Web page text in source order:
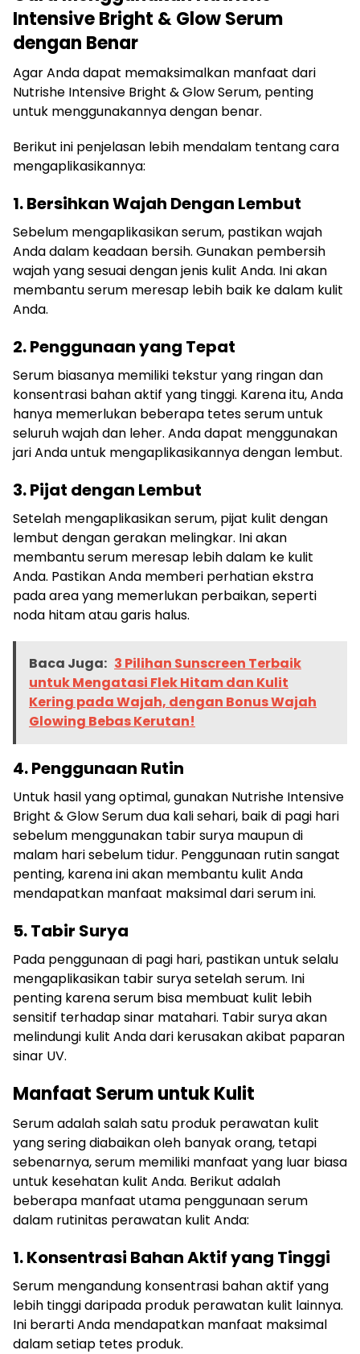
Intensive Bright & Glow Serum
dengan Benar
Agar Anda dapat memaksimalkan manfaat dari
Nutrishe Intensive Bright & Glow Serum, penting
untuk menggunakannya dengan benar.
Berikut ini penjelasan lebih mendalam tentang cara
mengaplikasikannya:
1. Bersihkan Wajah Dengan Lembut
Sebelum mengaplikasikan serum, pastikan wajah
Anda dalam keadaan bersih. Gunakan pembersih
wajah yang sesuai dengan jenis kulit Anda. Ini akan
membantu serum meresap lebih baik ke dalam kulit
Anda.
2. Penggunaan yang Tepat
Serum biasanya memiliki tekstur yang ringan dan
konsentrasi bahan aktif yang tinggi. Karena itu, Anda
hanya memerlukan beberapa tetes serum untuk
seluruh wajah dan leher. Anda dapat menggunakan
jari Anda untuk mengaplikasikannya dengan lembut.
3. Pijat dengan Lembut
Setelah mengaplikasikan serum, pijat kulit dengan
lembut dengan gerakan melingkar. Ini akan
membantu serum meresap lebih dalam ke kulit
Anda. Pastikan Anda memberi perhatian ekstra
pada area yang memerlukan perbaikan, seperti
noda hitam atau garis halus.
Baca Juga: 3 Pilihan Sunscreen Terbaik
untuk Mengatasi Flek Hitam dan Kulit
Kering pada Wajah, dengan Bonus Wajah
Glowing Bebas Kerutan!
4. Penggunaan Rutin
Untuk hasil yang optimal, gunakan Nutrishe Intensive
Bright & Glow Serum dua kali sehari, baik di pagi hari
sebelum menggunakan tabir surya maupun di
malam hari sebelum tidur. Penggunaan rutin sangat
penting, karena ini akan membantu kulit Anda
mendapatkan manfaat maksimal dari serum ini.
5. Tabir Surya
Pada penggunaan di pagi hari, pastikan untuk selalu
mengaplikasikan tabir surya setelah serum. Ini
penting karena serum bisa membuat kulit lebih
sensitif terhadap sinar matahari. Tabir surya akan
melindungi kulit Anda dari kerusakan akibat paparan
sinar UV.
Manfaat Serum untuk Kulit
Serum adalah salah satu produk perawatan kulit
yang sering diabaikan oleh banyak orang, tetapi
sebenarnya, serum memiliki manfaat yang luar biasa
untuk kesehatan kulit Anda. Berikut adalah
beberapa manfaat utama penggunaan serum
dalam rutinitas perawatan kulit Anda:
1. Konsentrasi Bahan Aktif yang Tinggi
Serum mengandung konsentrasi bahan aktif yang
lebih tinggi daripada produk perawatan kulit lainnya.
Ini berarti Anda mendapatkan manfaat maksimal
dalam setiap tetes produk.